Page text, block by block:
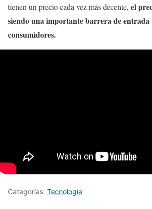
tienen un precio cada vez más decente, el
siendo una importante barrera de entrada
consumidores.
Categorías: Tecnología